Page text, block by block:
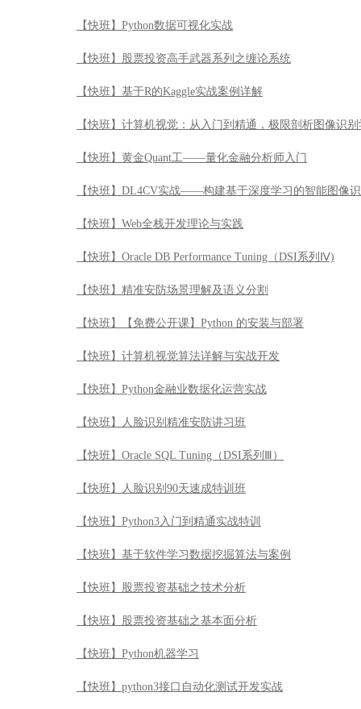
【快班】Python数据可视化实战
【快班】股票投资高手武器系列之缠论系统
【快班】基于R的Kaggle实战案例详解
【快班】计算机视觉：从入门到精通，极限剖析图像识
【快班】黄金Quant工——量化金融分析师入门
【快班】DL4CV实战——构建基于深度学习的智能图像
【快班】Web全栈开发理论与实践
【快班】Oracle DB Performance Tuning（DSI系列Ⅳ)
【快班】精准安防场景理解及语义分割
【快班】【免费公开课】Python 的安装与部署
【快班】计算机视觉算法详解与实战开发
【快班】Python金融业数据化运营实战
【快班】人脸识别精准安防讲习班
【快班】Oracle SQL Tuning（DSI系列Ⅲ）
【快班】人脸识别90天速成特训班
【快班】Python3入门到精通实战特训
【快班】基于软件学习数据挖掘算法与案例
【快班】股票投资基础之技术分析
【快班】股票投资基础之基本面分析
【快班】Python机器学习
【快班】python3接口自动化测试开发实战